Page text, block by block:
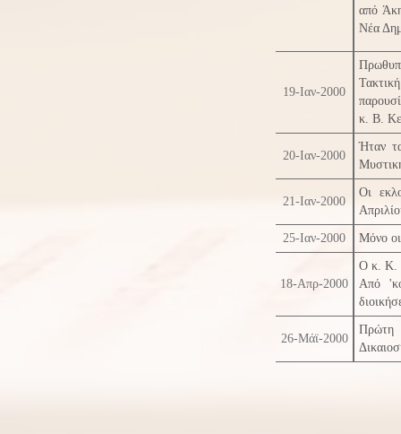
από
Νέα
19-Ιαν-2000
κ. Β.
20-Ιαν-2000
Ήταν
21-Ιαν-2000
Οι
25-Ιαν-2000 Μόνο
18-Απρ-2000
Ο κ. Κ.
Από
26-Μάϊ-2000
Πρώτη